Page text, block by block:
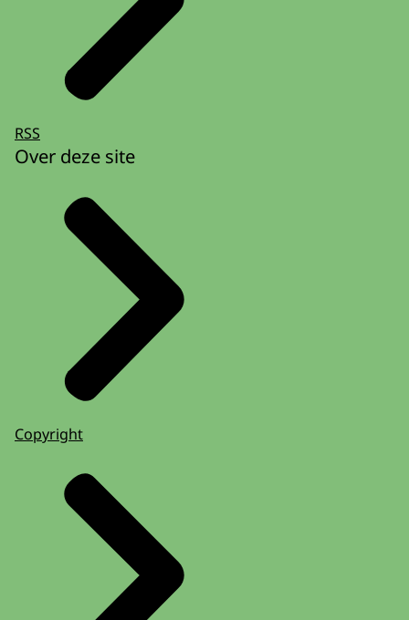
RSS
Over deze site
Copyright